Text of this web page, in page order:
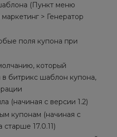
(Пункт меню
> Генератор
поля купона при
который
битрикс шаблон купона,
(начиная с версии 1.2)
купонам (начиная с
старше 17.0.11)